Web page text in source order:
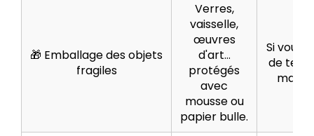
🎁 Emballage des objets
fragiles
Verres,
vaisselle,
œuvres
d'art…
protégés
avec
mousse ou
papier bulle.
Si vous
de